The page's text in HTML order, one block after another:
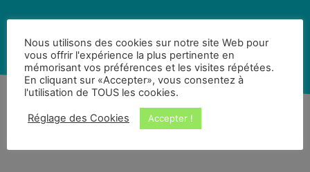
Nous utilisons des cookies sur notre site Web pour
vous offrir l'expérience la plus pertinente en
mémorisant vos préférences et les visites répétées.
En cliquant sur «Accepter», vous consentez à
l'utilisation de TOUS les cookies.
Réglage des Cookies Accepter !